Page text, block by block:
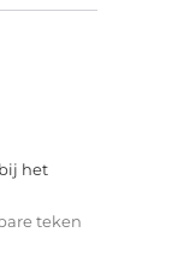
het
teken